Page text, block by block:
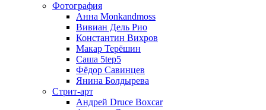
Фотография
Анна Monkandmoss
Вивиан Дель Рио
Константин Вихров
Макар Терёшин
Саша 5tep5
Фёдор Савинцев
Янина Болдырева
Стрит-арт
Андрей Druce Boxcar